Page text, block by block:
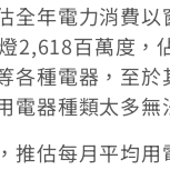
全年電力消費
2,618百萬度，
各種電器，至
電器種類太多
推估每月平均